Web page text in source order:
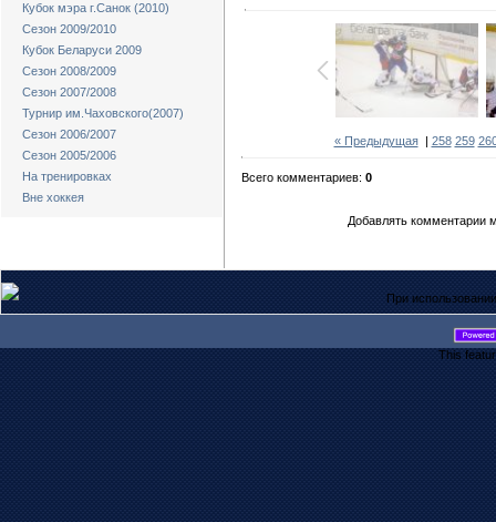
Кубок мэра г.Санок (2010)
Сезон 2009/2010
Кубок Беларуси 2009
Сезон 2008/2009
Сезон 2007/2008
Турнир им.Чаховского(2007)
Сезон 2006/2007
Сезон 2005/2006
На тренировках
Вне хоккея
« Предыдущая| 258 259
Всего комментариев: 0
Добавлять комментарии
При
This